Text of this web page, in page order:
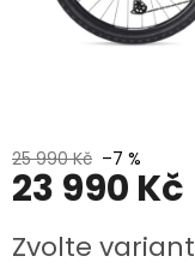
25 990 Kč –7 %
23 990 Kč
cena:
Zvolte